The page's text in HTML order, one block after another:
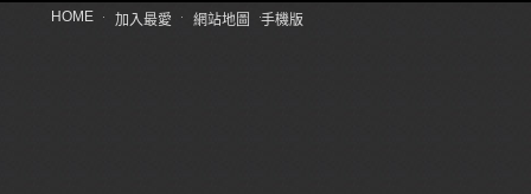
HOME 加入最愛 網站地圖 手機版